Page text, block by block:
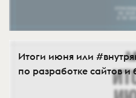
Итоги июня или
по разработке сайтов и